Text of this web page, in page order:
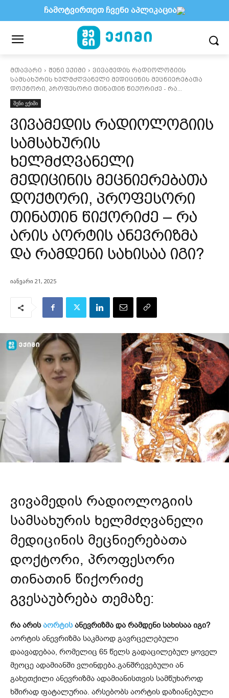
მთავარი შენი ექიმი
ვივამედის რადიოლოგიის
სამსახურის ხელმძღვანელი მედიცინის მეცნიერებათა
დოქტორი, პროფესორი თინათინ წიქორიძე - რა...
შენი ექიმი
ვივამედის რადიოლოგიის
სამსახურის
ხელმძღვანელი
მედიცინის მეცნიერებათა
დოქტორი, პროფესორი
თინათინ წიქორიძე – რა
არის აორტის ანევრიზმა
და რამდენი სახისაა იგი?
იანვარი 21, 2025
ვივამედის რადიოლოგიის
სამსახურის ხელმძღვანელი
მედიცინის მეცნიერებათა
დოქტორი, პროფესორი
თინათინ წიქორიძე
გვესაუბრება თემაზე:
რა არისაორტისანევრიზმა და რამდენი სახისაა იგი?
აორტის ანევრიზმა საკმაოდ გავრცელებული
დაავადებაა, რომელიც 65 წელს გადაცილებულ ყოველ
მეოცე ადამიანში ვლინდება.განშრევებული ან
გახეთქილი ანევრიზმა ადამიანისთვის სამწუხაროდ
ხშირად ფატალურია. არსებობს აორტის დაზიანებული
ჩამოტვირთეთ ჩვენი აპლიკაცია